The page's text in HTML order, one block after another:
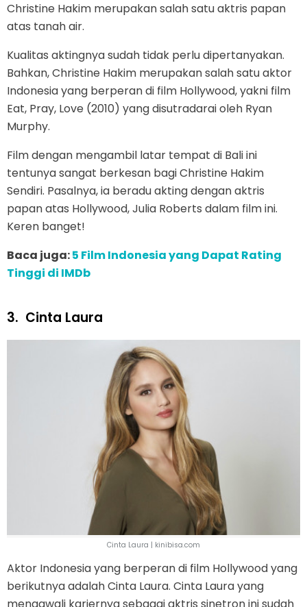
Christine Hakim merupakan salah satu aktris papan
atas tanah air.
Kualitas aktingnya sudah tidak perlu dipertanyakan.
Bahkan, Christine Hakim merupakan salah satu aktor
Indonesia yang berperan di film Hollywood, yakni film
Eat, Pray, Love (2010) yang disutradarai oleh Ryan
Murphy.
Film dengan mengambil latar tempat di Bali ini
tentunya sangat berkesan bagi Christine Hakim
Sendiri. Pasalnya, ia beradu akting dengan aktris
papan atas Hollywood, Julia Roberts dalam film ini.
Keren banget!
Baca juga:5 Film Indonesia yang Dapat Rating
Tinggi di IMDb
3. Cinta Laura
Cinta Laura | kinibisa.com
Aktor Indonesia yang berperan di film Hollywood yang
berikutnya adalah Cinta Laura. Cinta Laura yang